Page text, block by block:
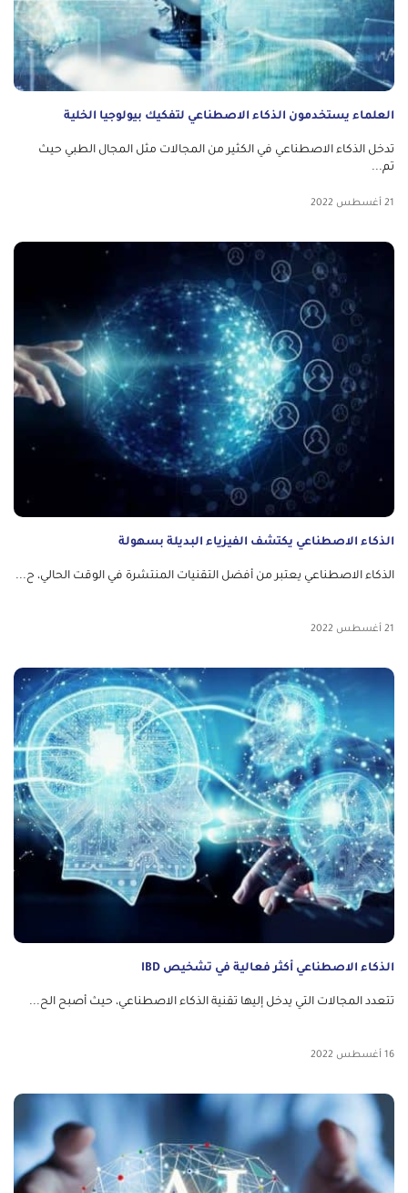
العلماء يستخدمون الذكاء الاصطناعي لتفكيك بيولوجيا الخلية
تدخل الذكاء الاصطناعي في الكثير من المجالات مثل المجال الطبي حيث
تم...
21 أغسطس 2022
الذكاء الاصطناعي يكتشف الفيزياء البديلة بسهولة
الذكاء الاصطناعي يعتبر من أفضل التقنيات المنتشرة في الوقت الحالي، ح...
21 أغسطس 2022
الذكاء الاصطناعي أكثر فعالية في تشخيص IBD
تتعدد المجالات التي يدخل إليها تقنية الذكاء الاصطناعي، حيث أصبح الح...
16 أغسطس 2022